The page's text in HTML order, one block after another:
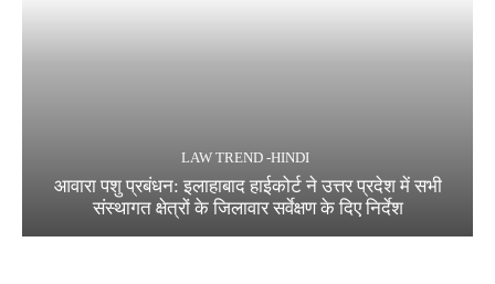
LAW TREND -HINDI
आवारा पशु प्रबंधन: इलाहाबाद हाईकोर्ट ने उत्तर प्रदेश में सभी
संस्थागत क्षेत्रों के जिलावार सर्वेक्षण के दिए निर्देश